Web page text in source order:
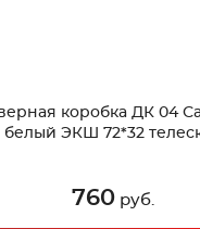
коробка ДК 04
белый ЭКШ 72*32
760 руб.